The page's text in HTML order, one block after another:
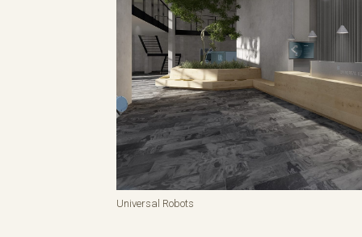
Universal Robots